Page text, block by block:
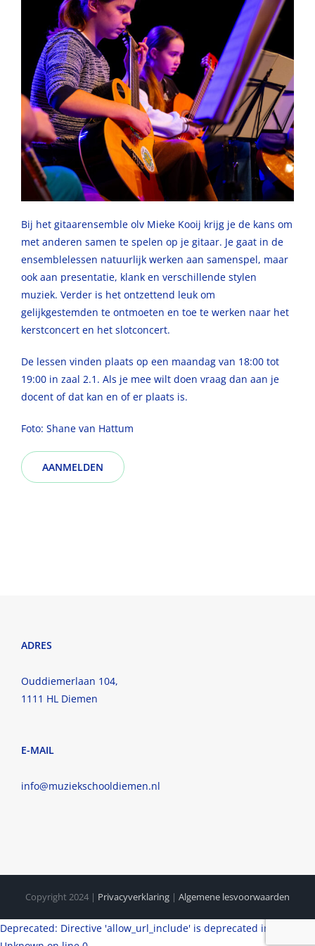
Bij het gitaarensemble olv Mieke Kooij krijg je de kans om
met anderen samen te spelen op je gitaar. Je gaat in de
ensemblelessen natuurlijk werken aan samenspel, maar
ook aan presentatie, klank en verschillende stylen
muziek. Verder is het ontzettend leuk om
gelijkgestemden te ontmoeten en toe te werken naar het
kerstconcert en het slotconcert.
De lessen vinden plaats op een maandag van 18:00 tot
19:00 in zaal 2.1. Als je mee wilt doen vraag dan aan je
docent of dat kan en of er plaats is.
Foto: Shane van Hattum
AANMELDEN
ADRES
Ouddiemerlaan 104,
1111 HL Diemen
E-MAIL
info@muziekschooldiemen.nl
Copyright 2024 | Privacyverklaring | Algemene lesvoorwaarden
Deprecated: Directive 'allow_url_include' is deprecated in